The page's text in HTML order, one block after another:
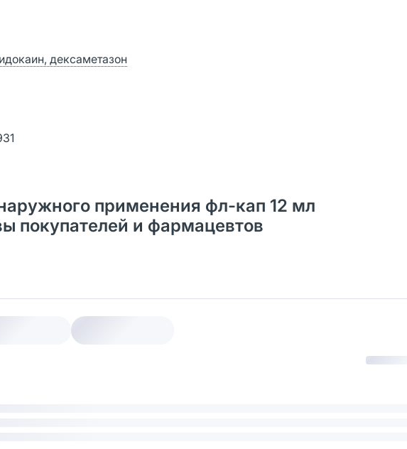
дексаметазон
применения фл-кап 12 мл
покупателей и фармацевтов